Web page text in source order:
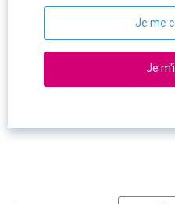
Je me
Je